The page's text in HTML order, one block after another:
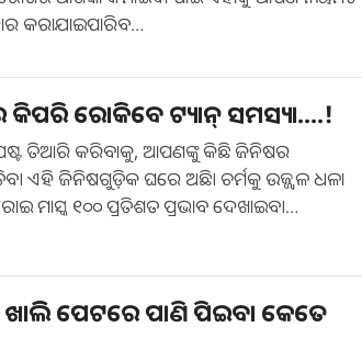
କରାଯାଇପାରିବ…
କିପରି ରୋକିବେ ଟ୍ୟାନ୍ ସମସ୍ୟା....!
ତିଆରି କରିବାକୁ, ଆପଣଙ୍କୁ କିଛି ଜିନିଷର
ଏହି ଜିନିଷଗୁଡ଼ିକ ଘରେ ଅଛି। ଚର୍ମକୁ ଉଜ୍ଜ୍ୱଳ ଧଳା
ମାସ୍କ ୧୦୦ ପ୍ରତିଶତ ପ୍ରଭାବ ଦେଖାଇବ।…
ପେଟରେ ପାଣି ପିଇବା କେତେ